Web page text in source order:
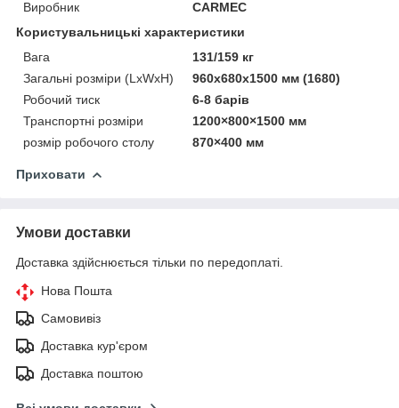
Виробник
CARMEC
Користувальницькі характеристики
Вага
131/159 кг
Загальні розміри (LxWxH)
960x680x1500 мм (1680)
Робочий тиск
6-8 барів
Транспортні розміри
1200×800×1500 мм
розмір робочого столу
870×400 мм
Приховати
Умови доставки
Доставка здійснюється тільки по передоплаті.
Нова Пошта
Самовивіз
Доставка кур'єром
Доставка поштою